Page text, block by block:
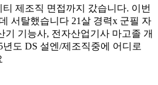
제조직 면접까지 갔습니다. 이번
서탈했습니다 21살 경력x 군필 자
기 기능사, 전자산업기사 마고졸 개
도 DS 설엔/제조직중에 어디로